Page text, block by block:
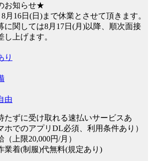
お知らせ★
月16日(日)まで休業とさせて頂きます。
に関しては8月17日(月)以降、順次面接
し上げます。
り
由
たずに受け取れる速払いサービスあ
でのアプリDL必須、利用条件あり）
（上限20,000円/月）
業着(制服)代無料(規定あり)